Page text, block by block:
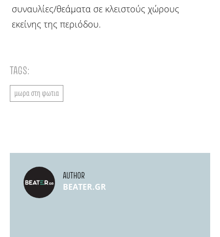
TAGS:
μωρα στη φωτια
συναυλίες/θεάματα σε κλειστούς χώρους
εκείνης της περιόδου.
AUTHOR
BEATER.GR